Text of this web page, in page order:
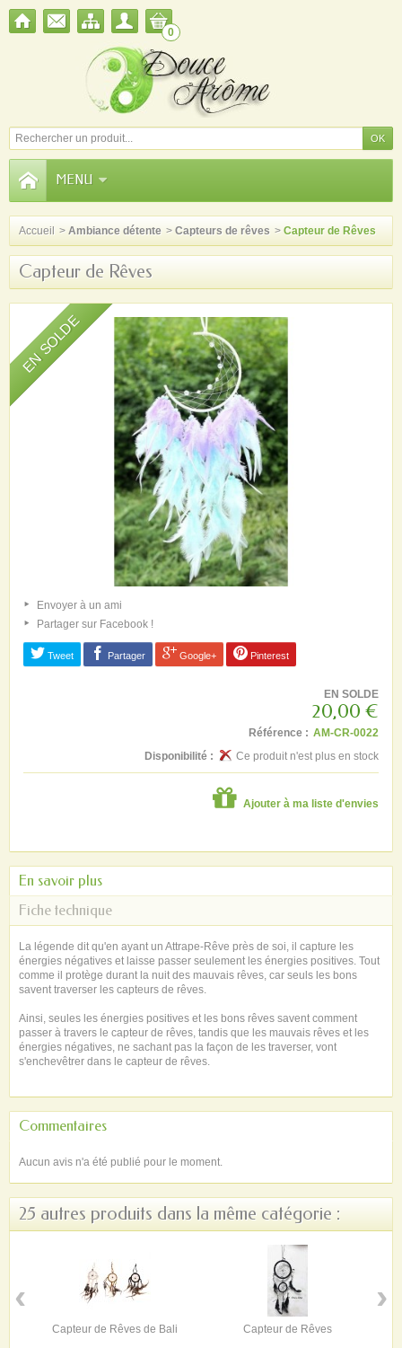
0
MENU
Accueil > Ambiance détente > Capteurs de rêves > Capteur de Rêves
Capteur de Rêves
EN SOLDE
Envoyer à un ami
Partager sur Facebook !
Tweet Partager Google+ Pinterest
EN SOLDE
20,00 €
Référence : AM-CR-0022
Disponibilité :
Ce produit n'est plus en stock
Ajouter à ma liste d'envies
En savoir plus
Fiche technique
La légende dit qu'en ayant un Attrape-Rêve près de soi, il capture les
énergies négatives et laisse passer seulement les énergies positives. Tout
comme il protège durant la nuit des mauvais rêves, car seuls les bons
savent traverser les capteurs de rêves.
Ainsi, seules les énergies positives et les bons rêves savent comment
passer à travers le capteur de rêves, tandis que les mauvais rêves et les
énergies négatives, ne sachant pas la façon de les traverser, vont
s'enchevêtrer dans le capteur de rêves.
Commentaires
Aucun avis n'a été publié pour le moment.
25 autres produits dans la même catégorie :
Capteur de Rêves de Bali Capteur de Rêves
‹ ›